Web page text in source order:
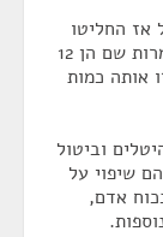
אז החליטו
שהשיפוי הזה יגיע אך ורק לבתי אבות שהמשמרות שם הן 12
אותה כמות
וביטול
שיפוי על
אדם,